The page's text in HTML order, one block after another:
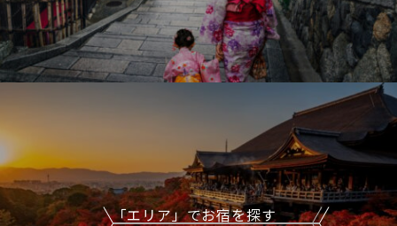
「エリア」でお宿を探す